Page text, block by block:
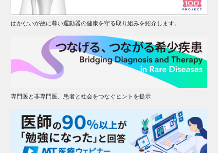
はかないが故に尊い運動器の健康を守る取り組みを紹介します。
専門医と非専門医、患者と社会をつなぐヒントを提示